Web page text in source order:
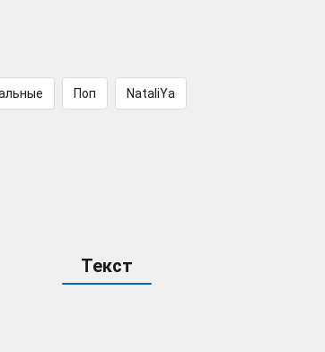
Поп NataliYa
Текст